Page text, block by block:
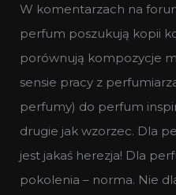
W komentarzach na
perfum poszukują kopii
porównują kompozycje
sensie pracy z
perfumy) do perfum
drugie jak wzorzec. Dla
jest jakaś herezja! Dla
pokolenia – norma. Nie